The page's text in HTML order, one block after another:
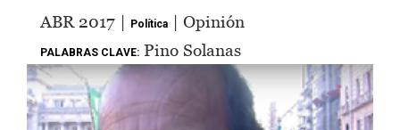
Perón"
ABR 2017 | Política | Opinión
PALABRAS CLAVE: Pino Solanas